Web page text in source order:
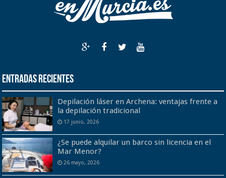
Entradas recientes
Depilación láser en Archena: ventajas frente a
la depilación tradicional
17 junio, 2026
¿Se puede alquilar un barco sin licencia en el
Mar Menor?
26 mayo, 2026